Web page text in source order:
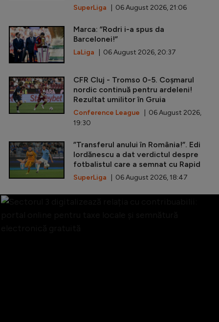
SuperLiga | 06 August 2026, 21:06
Marca: ”Rodri i-a spus da
Barcelonei!”
LaLiga | 06 August 2026, 20:37
CFR Cluj - Tromso 0-5. Coșmarul
nordic continuă pentru ardeleni!
Rezultat umilitor în Gruia
Conference League | 06 August 2026,
19:30
”Transferul anului în România!”. Edi
Iordănescu a dat verdictul despre
fotbalistul care a semnat cu Rapid
SuperLiga | 06 August 2026, 18:47